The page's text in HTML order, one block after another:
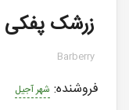
زرشک پفکی
Barberry
فروشنده: شهر آجیل